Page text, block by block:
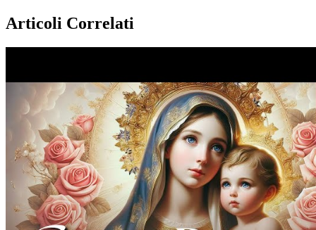
Articoli Correlati